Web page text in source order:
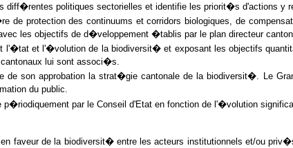
diff�rentes politiques sectorielles et identifie les priorit�s d'actions y
de protection des continuums et corridors biologiques, de
les objectifs de d�veloppement �tablis par le plan directeur
l'�tat et l'�volution de la biodiversit� et exposant les objectifs
lui sont associ�s.
de son approbation la strat�gie cantonale de la biodiversit�. Le
du public.
par le Conseil d'Etat en fonction de l'�volution
faveur de la biodiversit� entre les acteurs institutionnels et/ou